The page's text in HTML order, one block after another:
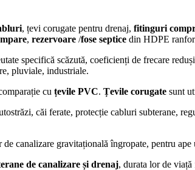
, țevi corugate pentru drenaj, fitinguri
, rezervoare /fose septice din HDPE
specifică scăzută, coeficienți de frecare
pluviale, industriale.
cu țevile PVC. Țevile corugate sunt
căi ferate, protecție cabluri subterane,
canalizare gravitațională îngropate, pentru ape
de canalizare și drenaj, durata lor de